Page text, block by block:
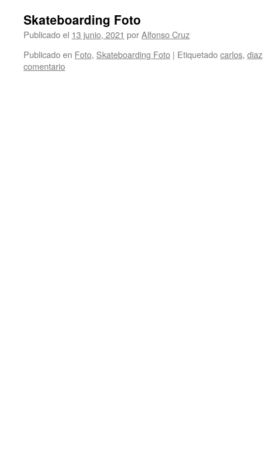
Skateboarding Foto
Publicado el 13 junio, 2021 porAlfonso Cruz
Publicado en Foto, Skateboarding Foto | Etiquetadocarlos, diaz
comentario